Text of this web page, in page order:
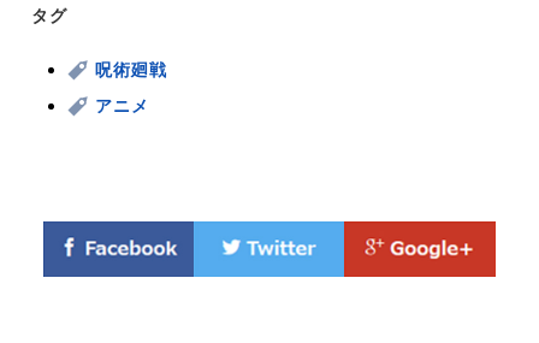
タグ
呪術廻戦
アニメ